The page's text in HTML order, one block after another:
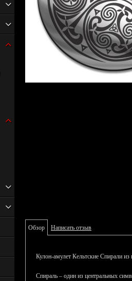
Обзор Написать отзыв
Кулон-амулет Кельтские Спирали
Спираль – один из центральных